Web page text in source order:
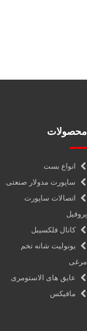
محصولات
انواع بست
ساپورت مدولار صنعتی
اتصالات ساپورت
پروفیل
کانال فلکسیبل
یونولیت شانه تخم
مرغی
عایق های الاستومری
مافیکس